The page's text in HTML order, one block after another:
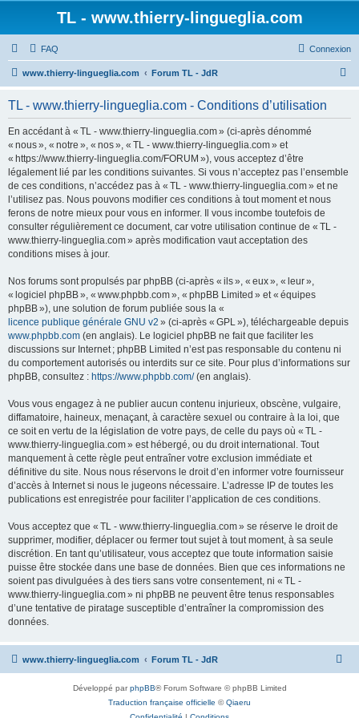
TL - www.thierry-lingueglia.com
FAQ Connexion
www.thierry-lingueglia.com Forum TL - JdR
TL - www.thierry-lingueglia.com - Conditions d’utilisation
En accédant à « TL - www.thierry-lingueglia.com » (ci-après dénommé
« nous », « notre », « nos », « TL - www.thierry-lingueglia.com » et
« https://www.thierry-lingueglia.com/FORUM »), vous acceptez d’être
légalement lié par les conditions suivantes. Si vous n’acceptez pas l’ensemble
de ces conditions, n’accédez pas à « TL - www.thierry-lingueglia.com » et ne
l’utilisez pas. Nous pouvons modifier ces conditions à tout moment et nous
ferons de notre mieux pour vous en informer. Il vous incombe toutefois de
consulter régulièrement ce document, car votre utilisation continue de « TL -
www.thierry-lingueglia.com » après modification vaut acceptation des
conditions mises à jour.
Nos forums sont propulsés par phpBB (ci-après « ils », « eux », « leur »,
« logiciel phpBB », « www.phpbb.com », « phpBB Limited » et « équipes
phpBB »), une solution de forum publiée sous la «
licence publique générale GNU v2 » (ci-après « GPL »), téléchargeable depuis
www.phpbb.com (en anglais). Le logiciel phpBB ne fait que faciliter les
discussions sur Internet ; phpBB Limited n’est pas responsable du contenu ni
du comportement autorisés ou interdits sur ce site. Pour plus d’informations sur
phpBB, consultez : https://www.phpbb.com/(en anglais).
Vous vous engagez à ne publier aucun contenu injurieux, obscène, vulgaire,
diffamatoire, haineux, menaçant, à caractère sexuel ou contraire à la loi, que
ce soit en vertu de la législation de votre pays, de celle du pays où « TL -
www.thierry-lingueglia.com » est hébergé, ou du droit international. Tout
manquement à cette règle peut entraîner votre exclusion immédiate et
définitive du site. Nous nous réservons le droit d’en informer votre fournisseur
d’accès à Internet si nous le jugeons nécessaire. L’adresse IP de toutes les
publications est enregistrée pour faciliter l’application de ces conditions.
Vous acceptez que « TL - www.thierry-lingueglia.com » se réserve le droit de
supprimer, modifier, déplacer ou fermer tout sujet à tout moment, à sa seule
discrétion. En tant qu’utilisateur, vous acceptez que toute information saisie
puisse être stockée dans une base de données. Bien que ces informations ne
soient pas divulguées à des tiers sans votre consentement, ni « TL -
www.thierry-lingueglia.com » ni phpBB ne peuvent être tenus responsables
d’une tentative de piratage susceptible d’entraîner la compromission des
données.
www.thierry-lingueglia.com Forum TL - JdR
Développé parphpBB® Forum Software © phpBB Limited
Traduction française officielle ©Qiaeru